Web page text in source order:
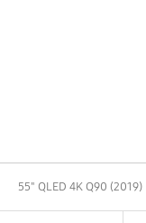
55" QLED 4K Q90 (2019)